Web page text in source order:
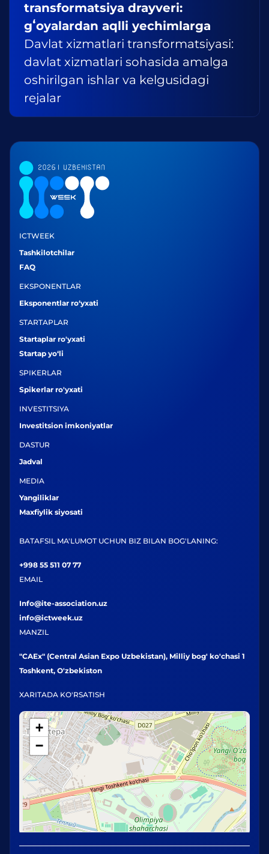
transformatsiya drayveri:
gʻoyalardan aqlli yechimlarga
Davlat xizmatlari transformatsiyasi:
davlat xizmatlari sohasida amalga
oshirilgan ishlar va kelgusidagi
rejalar
ICTWEEK
Tashkilotchilar
FAQ
EKSPONENTLAR
Eksponentlar ro‘yxati
STARTAPLAR
Startaplar ro'yxati
Startap yo‘li
SPIKERLAR
Spikerlar ro'yxati
INVESTITSIYA
Investitsion imkoniyatlar
DASTUR
Jadval
MEDIA
Yangiliklar
Maxfiylik siyosati
BATAFSIL MA'LUMOT UCHUN BIZ BILAN BOG'LANING:
+998 55 511 07 77
EMAIL
Info@ite-association.uz
info@ictweek.uz
MANZIL
"CAEx" (Central Asian Expo Uzbekistan), Milliy bog' ko'chasi 1
Toshkent, O'zbekiston
XARITADA KO'RSATISH
+
−